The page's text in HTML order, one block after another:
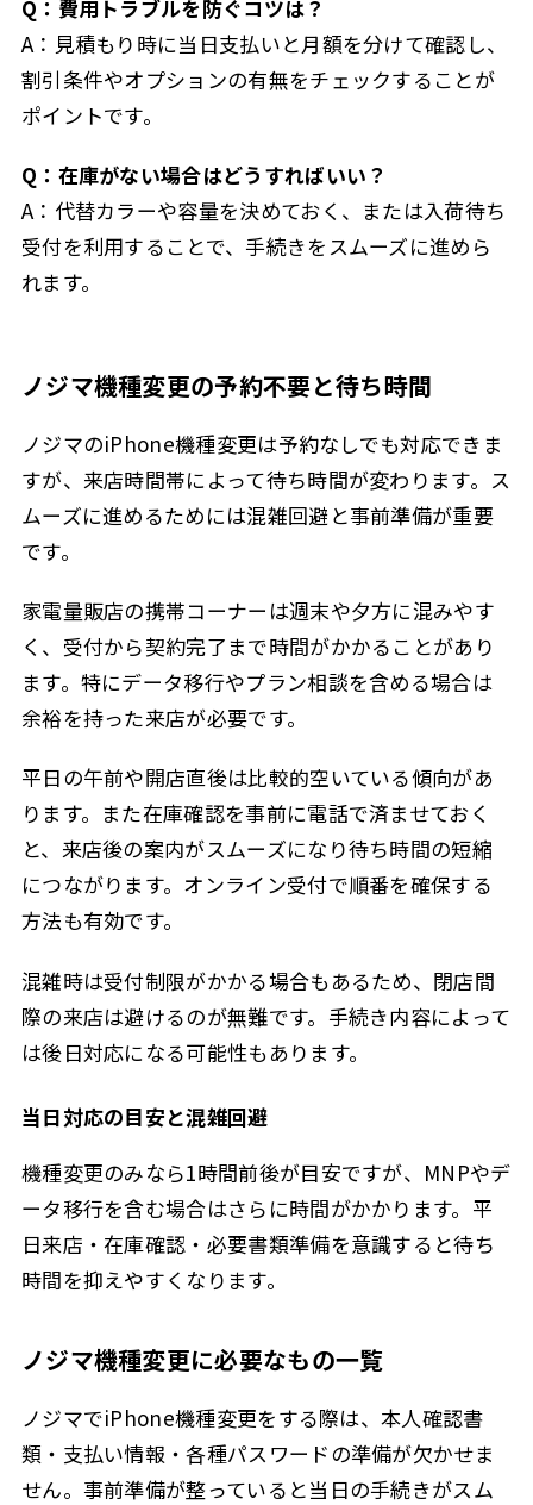
Q：費用トラブルを防ぐコツは？
A：見積もり時に当日支払いと月額を分けて確認し、
割引条件やオプションの有無をチェックすることが
ポイントです。
Q：在庫がない場合はどうすればいい？
A：代替カラーや容量を決めておく、または入荷待ち
受付を利用することで、手続きをスムーズに進めら
れます。
ノジマ機種変更の予約不要と待ち時間
ノジマのiPhone機種変更は予約なしでも対応できま
すが、来店時間帯によって待ち時間が変わります。ス
ムーズに進めるためには混雑回避と事前準備が重要
です。
家電量販店の携帯コーナーは週末や夕方に混みやす
く、受付から契約完了まで時間がかかることがあり
ます。特にデータ移行やプラン相談を含める場合は
余裕を持った来店が必要です。
平日の午前や開店直後は比較的空いている傾向があ
ります。また在庫確認を事前に電話で済ませておく
と、来店後の案内がスムーズになり待ち時間の短縮
につながります。オンライン受付で順番を確保する
方法も有効です。
混雑時は受付制限がかかる場合もあるため、閉店間
際の来店は避けるのが無難です。手続き内容によって
は後日対応になる可能性もあります。
当日対応の目安と混雑回避
機種変更のみなら1時間前後が目安ですが、MNPやデ
ータ移行を含む場合はさらに時間がかかります。平
日来店・在庫確認・必要書類準備を意識すると待ち
時間を抑えやすくなります。
ノジマ機種変更に必要なもの一覧
ノジマでiPhone機種変更をする際は、本人確認書
類・支払い情報・各種パスワードの準備が欠かせま
せん。事前準備が整っていると当日の手続きがスム